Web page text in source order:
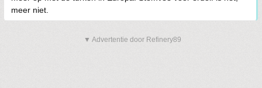
meer niet.
▼ Advertentie door Refinery89